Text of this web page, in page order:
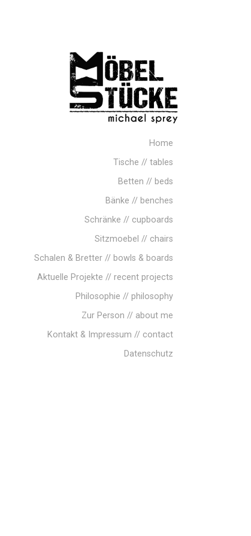
Home
Tische // tables
Betten // beds
Bänke // benches
Schränke // cupboards
Sitzmoebel // chairs
Schalen & Bretter // bowls & boards
Aktuelle Projekte // recent projects
Philosophie // philosophy
Zur Person // about me
Kontakt & Impressum // contact
Datenschutz